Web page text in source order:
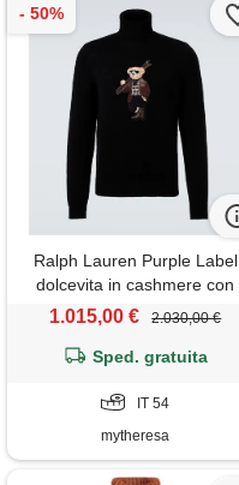
Ralph Lauren Purple Label
dolcevita in cashmere con
ricamo
1.015,00 € 2.030,00 €
Sped. gratuita
IT 54
mytheresa